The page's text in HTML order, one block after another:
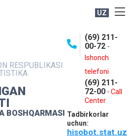
UZ
RESPUBLIKASI
BOSHQARMASI
(69) 211-
00-72 -
Ishonch
telefoni
(69) 211-
72-00 - Call
Center
Tadbirkorlar
uchun:
hisobot.stat.uz
NASHRLAR
XIZMATLAR
XIZMATI